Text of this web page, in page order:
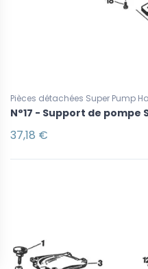
Pièces détachées Super Pump
N°17 - Support de pompe
37,18 €